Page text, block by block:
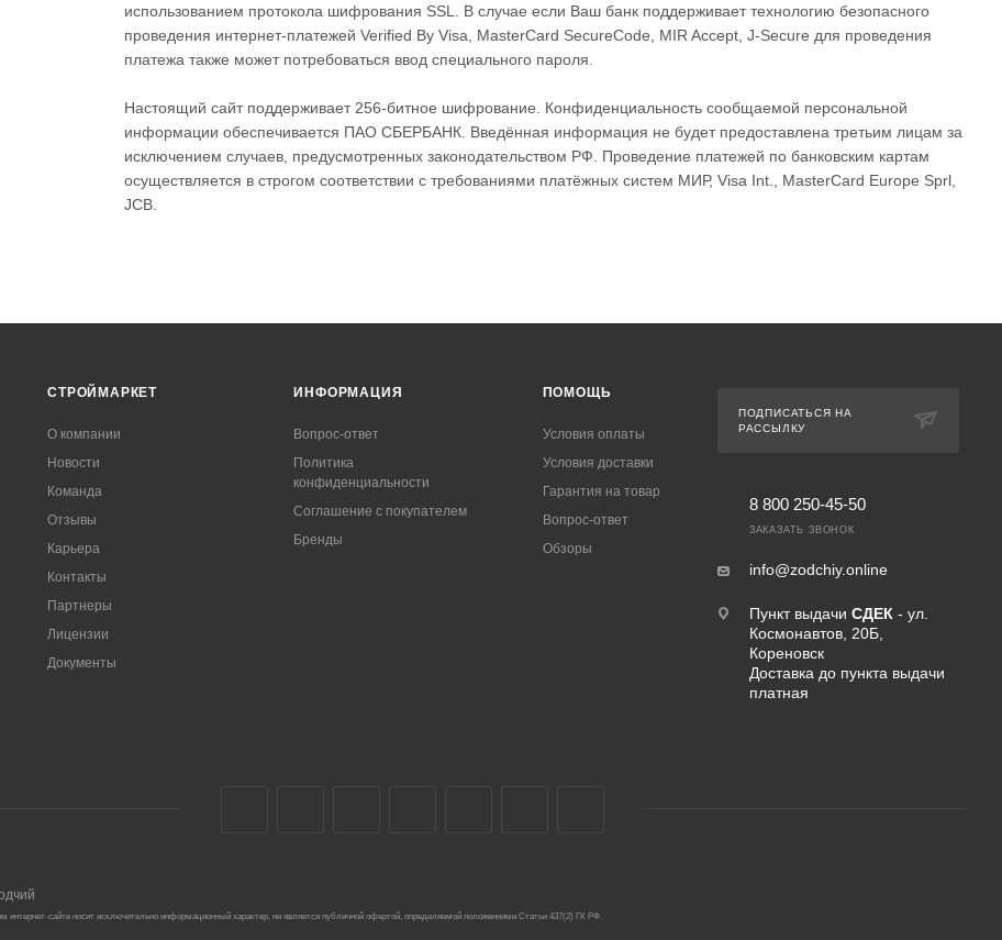
использованием протокола шифрования SSL. В случае если Ваш банк поддерживает технологию безопасного
проведения интернет-платежей Verified By Visa, MasterCard SecureCode, MIR Accept, J-Secure для проведения
платежа также может потребоваться ввод специального пароля.
Настоящий сайт поддерживает 256-битное шифрование. Конфиденциальность сообщаемой персональной
информации обеспечивается ПАО СБЕРБАНК. Введённая информация не будет предоставлена третьим лицам за
исключением случаев, предусмотренных законодательством РФ. Проведение платежей по банковским картам
осуществляется в строгом соответствии с требованиями платёжных систем МИР, Visa Int., MasterCard Europe Sprl,
JCB.
СТРОЙМАРКЕТ
О компании
Новости
Команда
Отзывы
Карьера
Контакты
Партнеры
Лицензии
Документы
ИНФОРМАЦИЯ
Вопрос-ответ
Политика
конфиденциальности
Соглашение с покупателем
Бренды
ПОМОЩЬ
Условия оплаты
Условия доставки
Гарантия на товар
Вопрос-ответ
Обзоры
ПОДПИСАТЬСЯ НА
РАССЫЛКУ
8 800 250-45-50
ЗАКАЗАТЬ ЗВОНОК
info@zodchiy.online
Пункт выдачи СДЕК - ул.
Космонавтов, 20Б,
Кореновск
Доставка до пункта выдачи
платная
сайте носит исключительно информационный характер, не является публичной офертой, определяемой положениями Статьи 437(2) ГК РФ.